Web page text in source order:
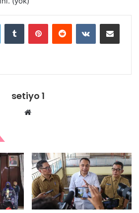
LinkedInTumblr PinterestReddit VKontakteShare via Email
setiyo 1
Website